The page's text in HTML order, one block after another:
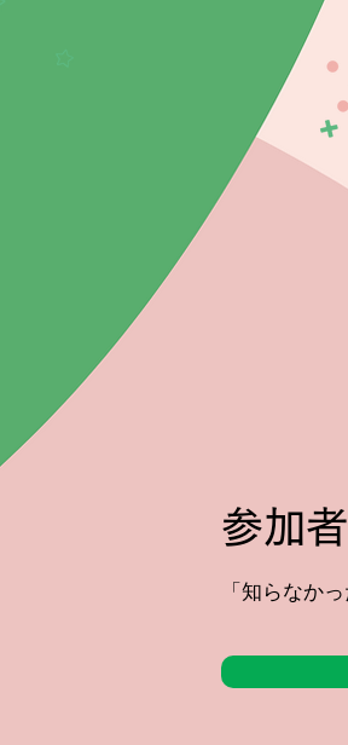
参加
「知らなか